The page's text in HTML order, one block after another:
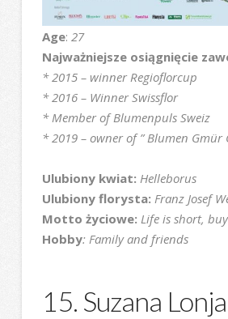
Age: 27
Najważniejsze osiągnięcie
* 2015 – winner Regioflorcup
* 2016 – Winner Swissflor
* Member of Blumenpuls Sweiz
* 2019 – owner of ” Blumen Gmür
Ulubiony kwiat: Helleborus
Ulubiony florysta: Franz Josef
Motto życiowe: Life is short,
Hobby: Family and friends
15. Suzana